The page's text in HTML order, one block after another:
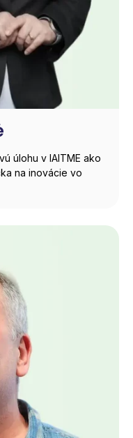
úlohu v IAITME ako
na inovácie vo